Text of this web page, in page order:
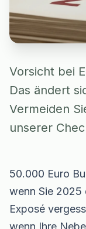
Vorsicht bei
Das ändert
Vermeiden
unserer
50.000 Euro
wenn Sie 2025
Exposé
wenn Ihre